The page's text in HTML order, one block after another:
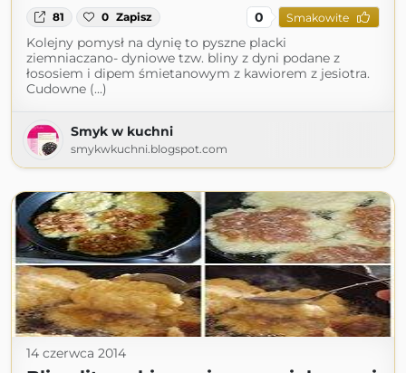
81 0 Zapisz 0 Smakowite
Kolejny pomysł na dynię to pyszne placki
ziemniaczano- dyniowe tzw. bliny z dyni podane z
łososiem i dipem śmietanowym z kawiorem z jesiotra.
Cudowne (...)
Smyk w kuchni
smykwkuchni.blogspot.com
14 czerwca 2014